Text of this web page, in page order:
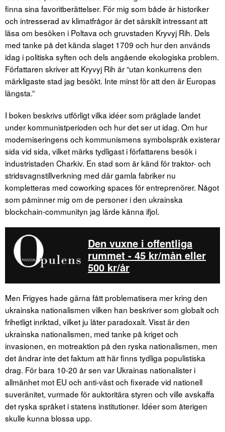
finna sina favoritberättelser. För mig som både är historiker
och intresserad av klimatfrågor är det särskilt intressant att
läsa om besöken i Poltava och gruvstaden Kryvyj Rih. Dels
med tanke på det kända slaget 1709 och hur den används
idag i politiska syften och dels angående ekologiska problem.
Författaren skriver att Kryvyj Rih är “utan konkurrens den
märkligaste stad jag besökt. Inte minst för att den är Europas
längsta.”
I boken beskrivs utförligt vilka idéer som präglade landet
under kommunistperioden och hur det ser ut idag. Om hur
moderniseringens och kommunismens symbolspråk existerar
sida vid sida, vilket märks tydligast i författarens besök i
industristaden Charkiv. En stad som är känd för traktor- och
stridsvagnstillverkning med där gamla fabriker nu
kompletteras med coworking spaces för entreprenörer. Något
som påminner mig om de personer i den ukrainska
blockchain-communityn jag lärde känna ifjol.
Den vuxne i offentliga
rummet - 45 kr/mån eller
500 kr/år
Men Frigyes hade gärna fått problematisera mer kring den
ukrainska nationalismen vilken han beskriver som globalt och
frihetligt inriktad, vilket ju låter paradoxalt. Visst är den
ukrainska nationalismen, med tanke på kriget och
invasionen, en motreaktion på den ryska nationalismen, men
det ändrar inte det faktum att här finns tydliga populistiska
drag. För bara 10-20 år sen var Ukrainas nationalister i
allmänhet mot EU och anti-väst och fixerade vid nationell
suveränitet, vurmade för auktoritära styren och ville avskaffa
det ryska språket i statens institutioner. Idéer som återigen
skulle kunna blossa upp.